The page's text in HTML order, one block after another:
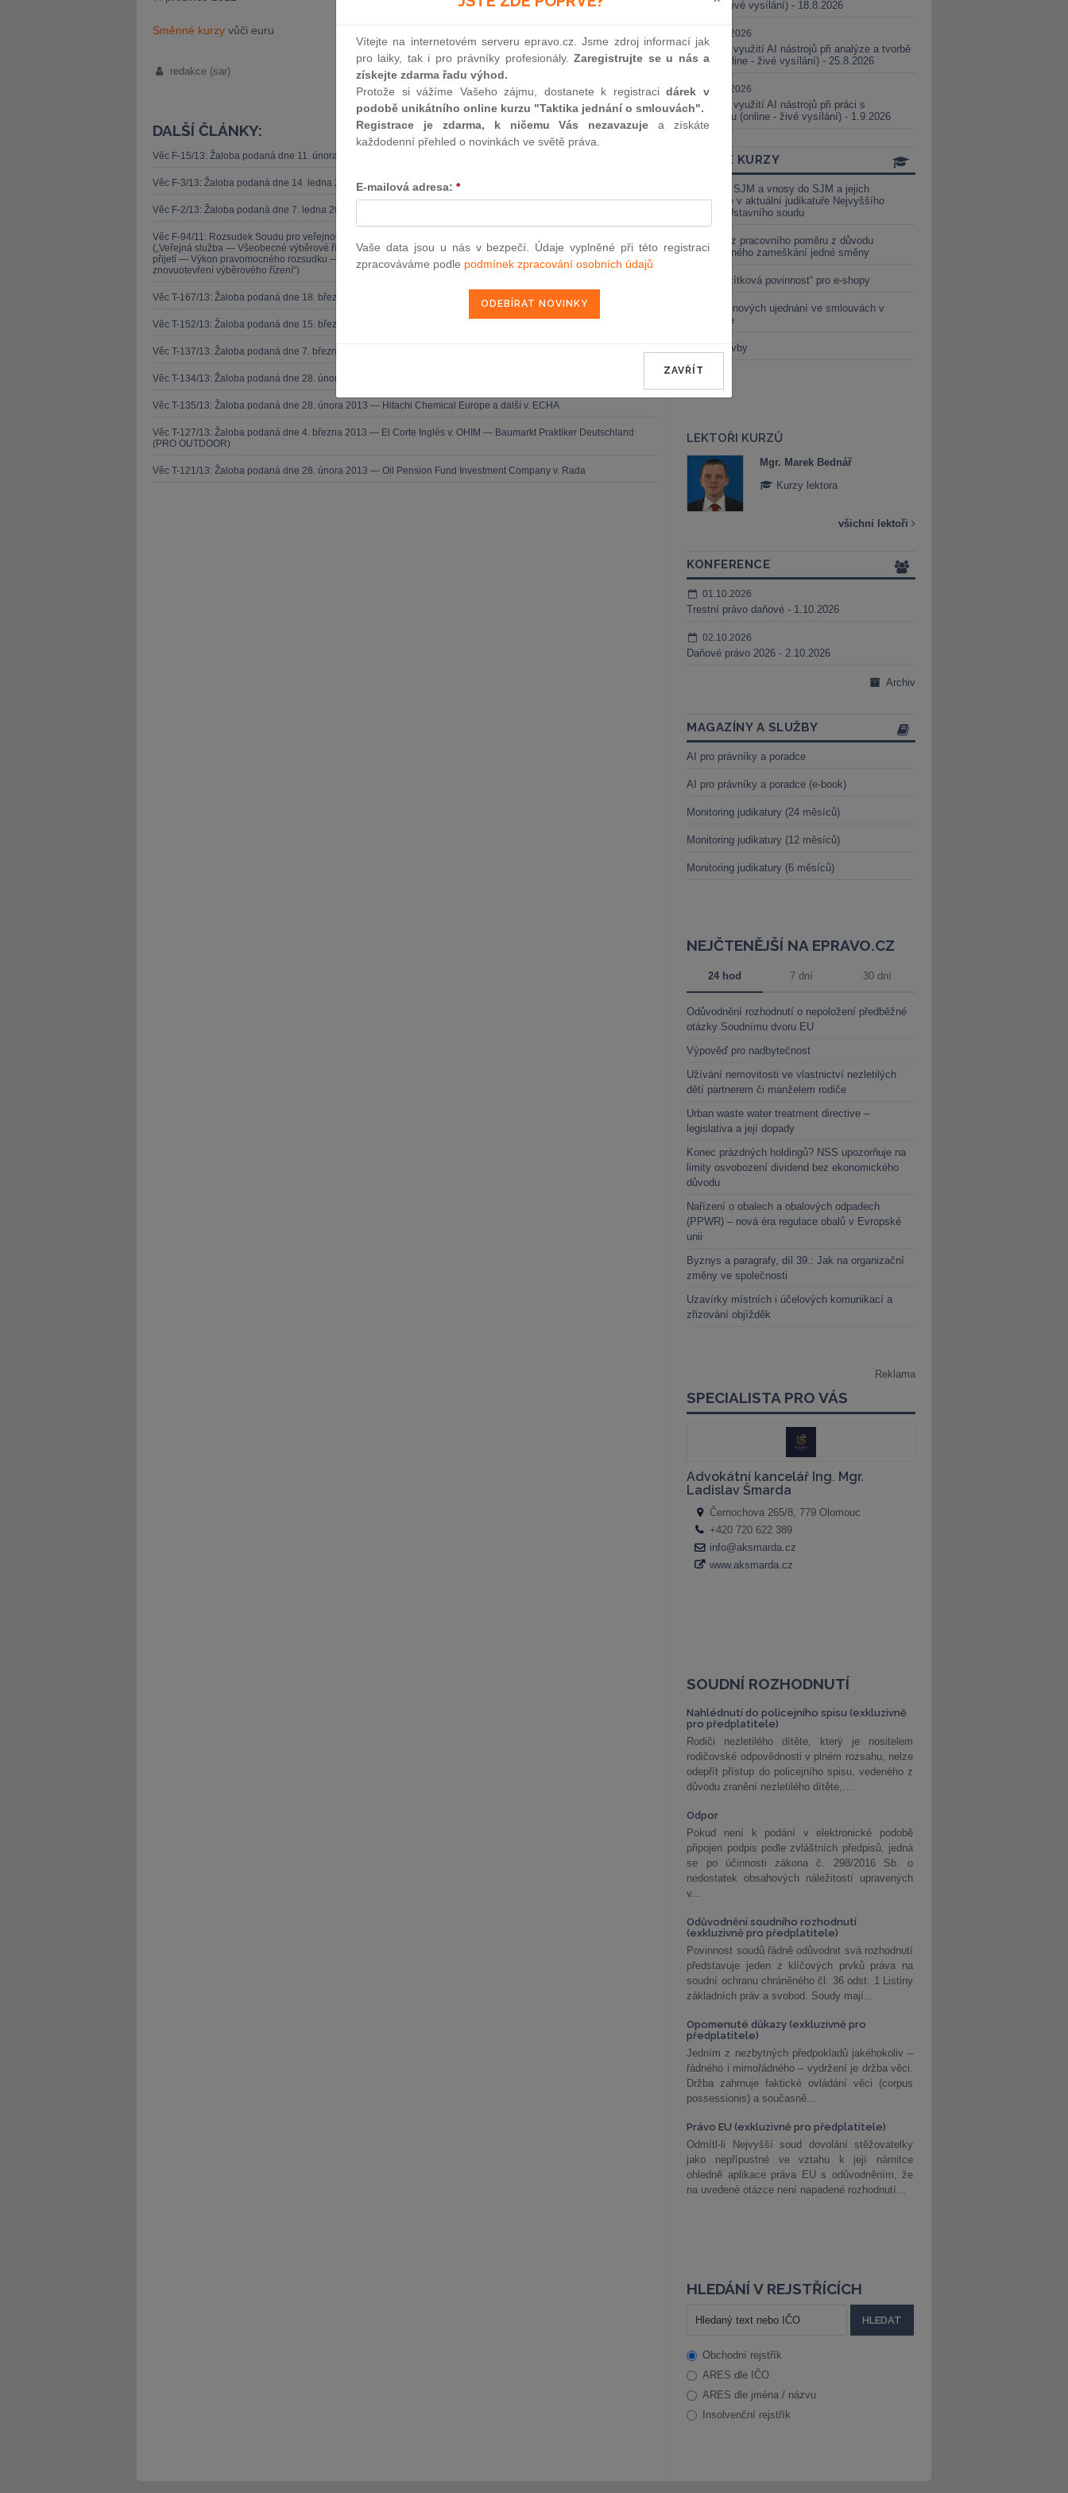
Směnné kurzy vůči euru
redakce (sar)
DALŠÍ ČLÁNKY:
Věc F-15/13: Žaloba podaná dne 11. února 2013 — ZZ v. Komise
Věc F-3/13: Žaloba podaná dne 14. ledna 2013 — CK v. Komise
Věc F-2/13: Žaloba podaná dne 7. ledna 2013 — ZZ v. Komise
Věc F-94/11: Rozsudek Soudu pro veřejnou službu (druhého senátu) ze dne 21. března 2013 — Brune v. Komise
(„Veřejná služba — Všeobecné výběrové řízení — Zrušení rozhodnutí o nezapsání na seznam uchazečů vhodných k
přijetí — Výkon pravomocného rozsudku — Zásada legality — Námitka protiprávnosti vznesená proti rozhodnutí o
znovuotevření výběrového řízení“)
Věc T-167/13: Žaloba podaná dne 18. března 2013 — Comune di Milano v. Komise
Věc T-152/13: Žaloba podaná dne 15. března 2013 — Sea Handling v. Komise
Věc T-137/13: Žaloba podaná dne 7. března 2013 — Saferoad RRS v. OHIM (MEGARAIL)
Věc T-134/13: Žaloba podaná dne 28. února 2013 — Polynt a Sitre v. ECHA
Věc T-135/13: Žaloba podaná dne 28. února 2013 — Hitachi Chemical Europe a další v. ECHA
Věc T-127/13: Žaloba podaná dne 4. března 2013 — El Corte Inglés v. OHIM — Baumarkt Praktiker Deutschland
(PRO OUTDOOR)
Věc T-121/13: Žaloba podaná dne 28. února 2013 — Oil Pension Fund Investment Company v. Rada
(online - živé vysílání) - 18.8.2026
25.08.2026
Praktické využití AI nástrojů při analýze a tvorbě
smluv (online - živé vysílání) - 25.8.2026
01.09.2026
Praktické využití AI nástrojů při práci s
judikaturou (online - živé vysílání) - 1.9.2026
ONLINE KURZY
Vnosy ze SJM a vnosy do SJM a jejich
valorizace v aktuální judikatuře Nejvyššího
soudu a Ústavního soudu
Výpověď z pracovního poměru z důvodu
neomluveného zameškání jedné směny
Nová „tlačítková povinnost“ pro e-shopy
Změna cenových ujednání ve smlouvách v
energetice
Černé stavby
LEKTOŘI KURZŮ
MCIArb
Mgr. Marek Bednář
Kurzy lektora
všichni lektoři
KONFERENCE
01.10.2026
Trestní právo daňové - 1.10.2026
02.10.2026
Daňové právo 2026 - 2.10.2026
Archiv
MAGAZÍNY A SLUŽBY
AI pro právníky a poradce
AI pro právníky a poradce (e-book)
Monitoring judikatury (24 měsíců)
Monitoring judikatury (12 měsíců)
Monitoring judikatury (6 měsíců)
NEJČTENĚJŠÍ NA EPRAVO.CZ
24 hod 7 dní 30 dní
Odůvodnění rozhodnutí o nepoložení předběžné
otázky Soudnímu dvoru EU
Výpověď pro nadbytečnost
Užívání nemovitosti ve vlastnictví nezletilých
dětí partnerem či manželem rodiče
Urban waste water treatment directive –
legislativa a její dopady
Konec prázdných holdingů? NSS upozorňuje na
limity osvobození dividend bez ekonomického
důvodu
Nařízení o obalech a obalových odpadech
(PPWR) – nová éra regulace obalů v Evropské
unii
Byznys a paragrafy, díl 39.: Jak na organizační
změny ve společnosti
Uzavírky místních i účelových komunikací a
zřizování objížděk
SOUDNÍ ROZHODNUTÍ
Nahlédnutí do policejního spisu (exkluzivně
pro předplatitele)
Rodiči nezletilého dítěte, který je nositelem
rodičovské odpovědnosti v plném rozsahu, nelze
odepřít přístup do policejního spisu, vedeného z
důvodu zranění nezletilého dítěte,...
Odpor
Pokud není k podání v elektronické podobě
připojen podpis podle zvláštních předpisů, jedná
se po účinnosti zákona č. 298/2016 Sb. o
nedostatek obsahových náležitostí upravených
v...
Odůvodnění soudního rozhodnutí
(exkluzivně pro předplatitele)
Povinnost soudů řádně odůvodnit svá rozhodnutí
představuje jeden z klíčových prvků práva na
soudní ochranu chráněného čl. 36 odst. 1 Listiny
základních práv a svobod. Soudy mají...
Opomenuté důkazy (exkluzivně pro
předplatitele)
Jedním z nezbytných předpokladů jakéhokoliv –
řádného i mimořádného – vydržení je držba věci.
Držba zahrnuje faktické ovládání věci (corpus
possessionis) a současně...
Právo EU (exkluzivně pro předplatitele)
Odmítl-li Nejvyšší soud dovolání stěžovatelky
jako nepřípustné ve vztahu k její námitce
ohledně aplikace práva EU s odůvodněním, že
na uvedené otázce není napadené rozhodnutí...
HLEDÁNÍ V REJSTŘÍCÍCH
Obchodní rejstřík
ARES dle IČO
ARES dle jména / názvu
Insolvenční rejstřík
Vítejte na internetovém serveru epravo.cz. Jsme zdroj informací jak
pro laiky, tak i pro právníky profesionály.Zaregistrujte se u nás a
získejte zdarma řadu výhod.
Protože si vážíme Vašeho zájmu, dostanete k registracidárek v
podobě unikátního online kurzu "Taktika jednání o smlouvách".
Registrace je zdarma, k ničemu Vás nezavazuje a získáte
každodenní přehled o novinkách ve světě práva.
E-mailová adresa: *
Vaše data jsou u nás v bezpečí. Údaje vyplněné při této registraci
zpracováváme podle podmínek zpracování osobních údajů
ZAVŘÍT